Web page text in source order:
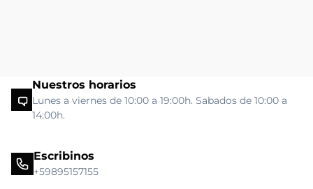
Nuestros horarios
Lunes a viernes de 10:00 a 19:00h. Sabados de 10:00 a
14:00h.
Escribinos
+59895157155